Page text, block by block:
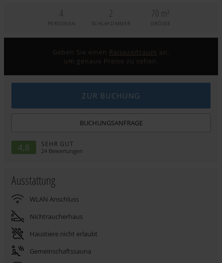
4
PERSONEN
2
SCHLAFZIMMER
70 m²
GRÖSSE
Geben Sie einen Reisezeitraum an,
um genaue Preise zu sehen.
ZUR BUCHUNG
BUCHUNGSANFRAGE
4,8 SEHR GUT
24 Bewertungen
Ausstattung
WLAN Anschluss
Nichtraucherhaus
Haustiere nicht erlaubt
Gemeinschaftssauna